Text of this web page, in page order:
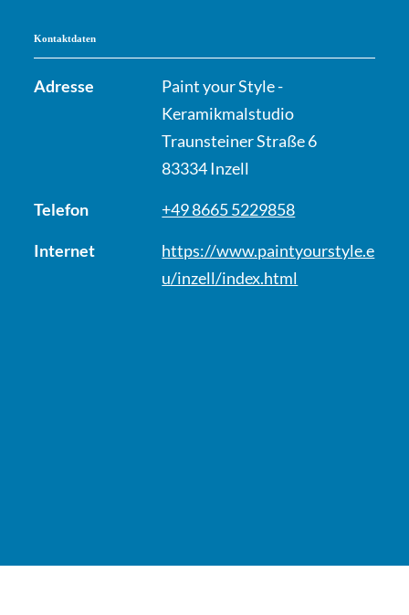
Kontaktdaten
Adresse
Paint your Style -
Keramikmalstudio
Traunsteiner Straße 6
83334 Inzell
Telefon +49 8665 5229858
Internet
https://www.paintyourstyle.e
u/inzell/index.html